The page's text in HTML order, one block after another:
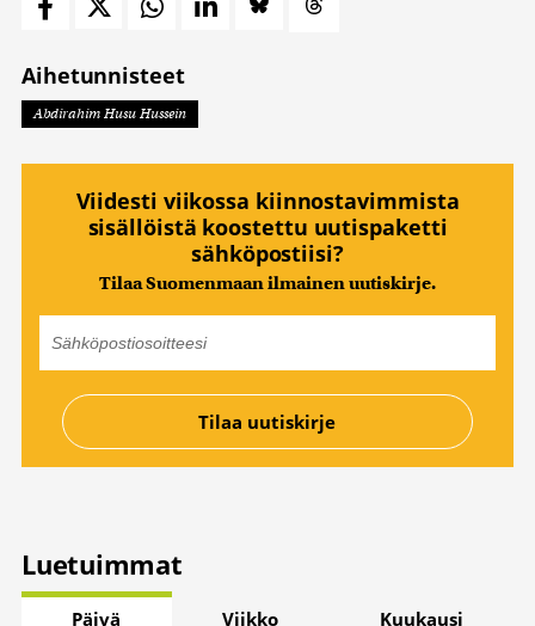
Aihetunnisteet
Abdirahim Husu Hussein
Viidesti viikossa kiinnostavimmista
sisällöistä koostettu uutispaketti
sähköpostiisi?
Tilaa Suomenmaan ilmainen uutiskirje.
Luetuimmat
Päivä Viikko Kuukausi